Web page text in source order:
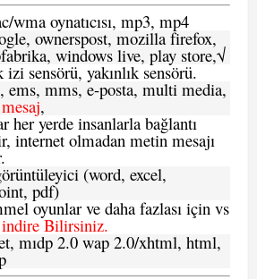
wma oynatıcısı, mp3, mp4
ownerspost, mozilla firefox,
windows live, play store,√
izi sensörü, yakınlık sensörü.
ems, mms, e-posta, multi media,
,
her yerde insanlarla bağlantı
internet olmadan metin mesajı
(word, excel,
pdf)
oyunlar ve daha fazlası için vs
Bilirsiniz.
mıdp 2.0 wap 2.0/xhtml, html,